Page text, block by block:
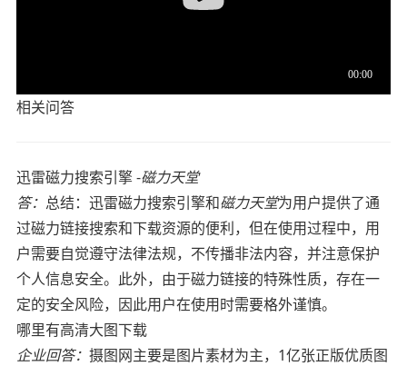
相关问答
迅雷磁力搜索引擎 -磁力天堂
答： 总结：迅雷磁力搜索引擎和磁力天堂为用户提供了通
过磁力链接搜索和下载资源的便利，但在使用过程中，用
户需要自觉遵守法律法规，不传播非法内容，并注意保护
个人信息安全。此外，由于磁力链接的特殊性质，存在一
定的安全风险，因此用户在使用时需要格外谨慎。
哪里有高清大图下载
企业回答： 摄图网主要是图片素材为主，1亿张正版优质图